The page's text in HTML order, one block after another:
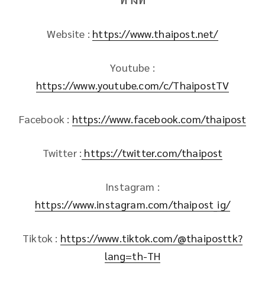
Website : https://www.thaipost.net/
Youtube :
https://www.youtube.com/c/ThaipostTV
Facebook : https://www.facebook.com/thaipost
Twitter : https://twitter.com/thaipost
Instagram :
https://www.instagram.com/thaipost_ig/
Tiktok : https://www.tiktok.com/@thaiposttk?
lang=th-TH